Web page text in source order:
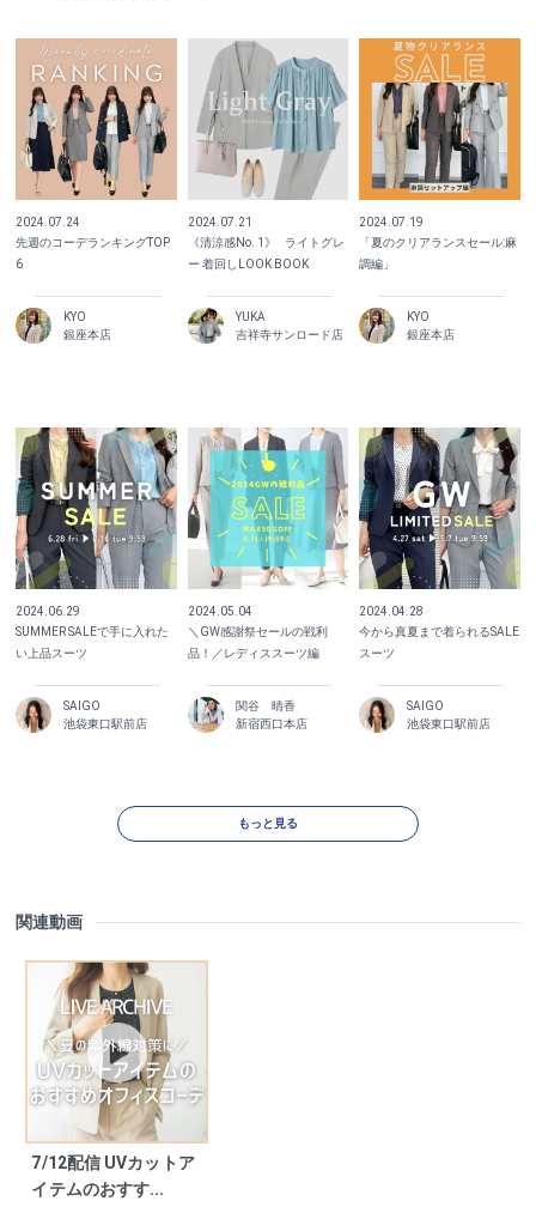
2024.07.24
先週のコーデランキングTOP
6
KYO
銀座本店
2024.07.21
《清涼感No. 1》⠀ライトグレ
ー 着回しLOOK BOOK
YUKA
吉祥寺サンロード店
2024.07.19
「夏のクリアランスセール:麻
調編」
KYO
銀座本店
2024.06.29
SUMMER SALEで手に入れた
い上品スーツ
SAIGO
池袋東口駅前店
2024.05.04
＼GW感謝祭セールの戦利
品！／レディススーツ編
関谷 晴香
新宿西口本店
2024.04.28
今から真夏まで着られるSALE
スーツ
SAIGO
池袋東口駅前店
もっと見る
関連動画
7/12配信 UVカットア
イテムのおすす...